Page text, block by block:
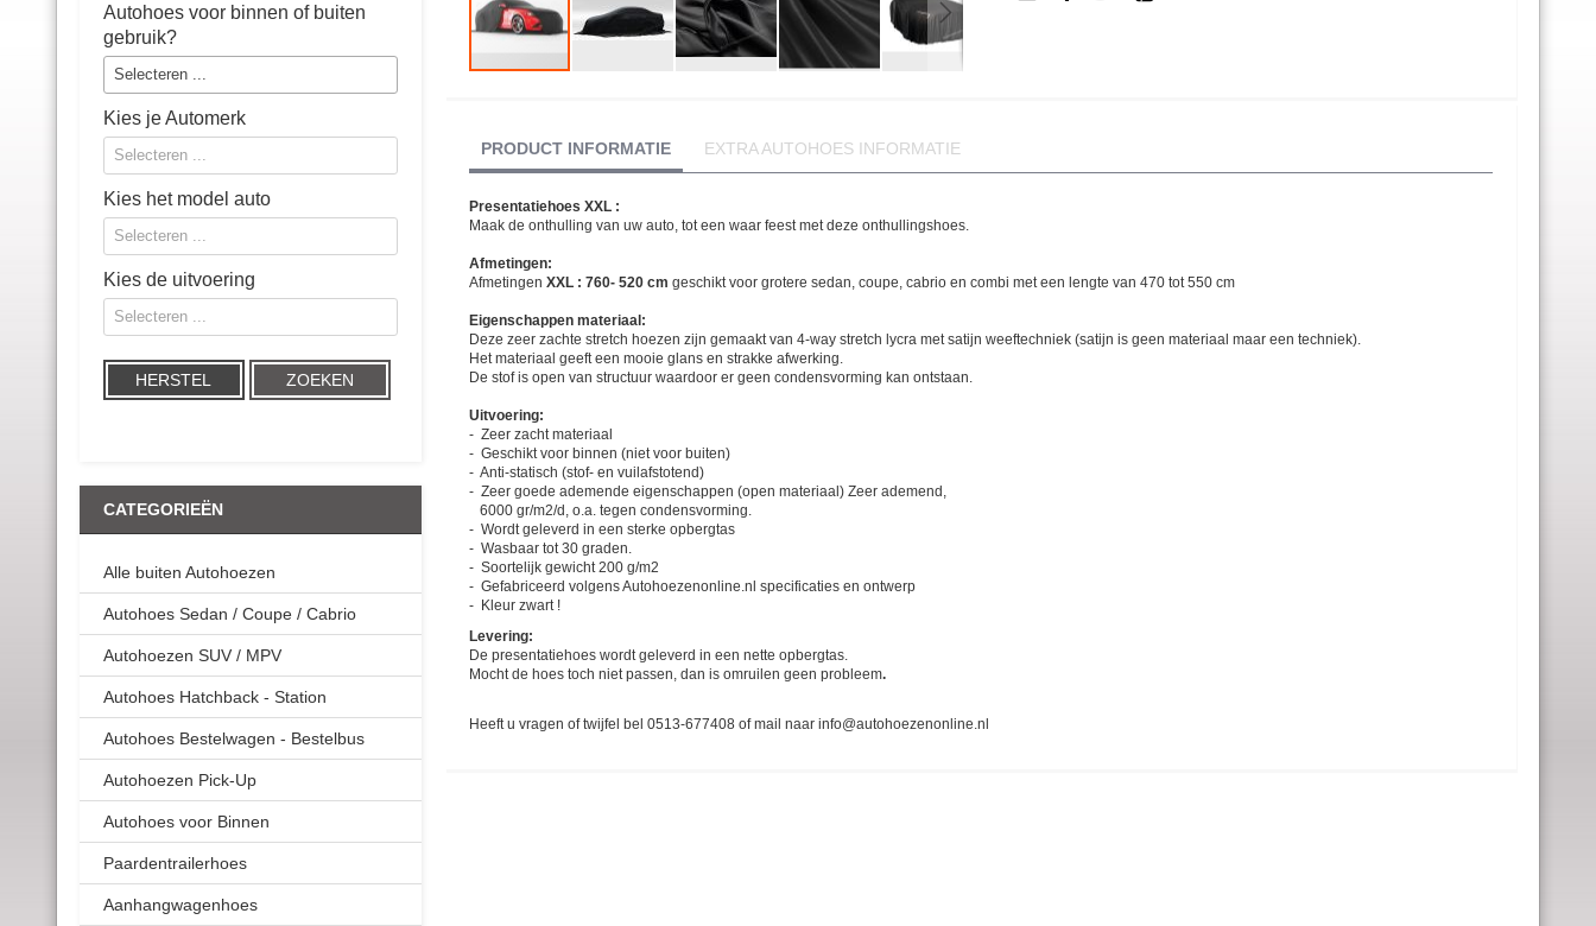
begin
van
de
gallerij
PRODUCT INFORMATIE
Presentatiehoes XXL :
Maak de onthulling van uw auto, tot een waar feest met deze onthullingshoes.
Afmetingen:
Afmetingen XXL : 760- 520 cm geschikt voor grotere sedan, coupe, cabrio en combi met een lengte van 470 tot 550 cm
Eigenschappen materiaal:
Deze zeer zachte stretch hoezen zijn gemaakt van 4-way stretch lycra met satijn weeftechniek (satijn is geen materiaal maar een techniek).
Het materiaal geeft een mooie glans en strakke afwerking.
De stof is open van structuur waardoor er geen condensvorming kan ontstaan.
Uitvoering:
- Zeer zacht materiaal
- Geschikt voor binnen (niet voor buiten)
- Anti-statisch (stof- en vuilafstotend)
- Zeer goede ademende eigenschappen (open materiaal) Zeer ademend,
6000 gr/m2/d, o.a. tegen condensvorming.
- Wordt geleverd in een sterke opbergtas
- Wasbaar tot 30 graden.
- Soortelijk gewicht 200 g/m2
- Gefabriceerd volgens Autohoezenonline.nl specificaties en ontwerp
- Kleur zwart !
Levering:
De presentatiehoes wordt geleverd in een nette opbergtas.
Mocht de hoes toch niet passen, dan is omruilen geen probleem.
Heeft u vragen of twijfel bel 0513-677408 of mail naar info@autohoezenonline.nl
EXTRA AUTOHOES INFORMATIE
Autohoes voor binnen of buiten
gebruik?
Selecteren ...
Kies je Automerk
Selecteren ...
Kies het model auto
Selecteren ...
Kies de uitvoering
Selecteren ...
HERSTEL ZOEKEN
CATEGORIEËN
Alle buiten Autohoezen
Autohoes Sedan / Coupe / Cabrio
Autohoezen SUV / MPV
Autohoes Hatchback - Station
Autohoes Bestelwagen - Bestelbus
Autohoezen Pick-Up
Autohoes voor Binnen
Paardentrailerhoes
Aanhangwagenhoes